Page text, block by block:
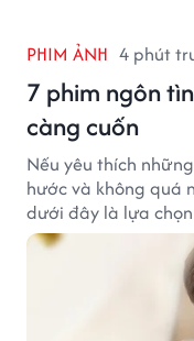
PHIM ẢNH 4 phút
7 phim ngôn
càng cuốn
Nếu yêu thích
hước và không quá
dưới đây là lựa